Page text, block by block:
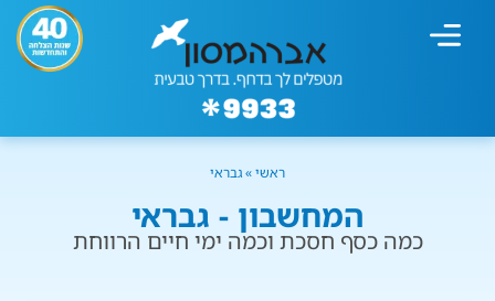
ראשי»גבראי
המחשבון - גבראי
כמה כסף חסכת וכמה ימי חיים הרווחת